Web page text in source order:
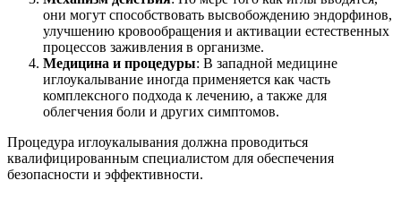
они могут способствовать высвобождению эндорфинов,
улучшению кровообращения и активации естественных
процессов заживления в организме.
Медицина и процедуры: В западной медицине
иглоукалывание иногда применяется как часть
комплексного подхода к лечению, а также для
облегчения боли и других симптомов.
Процедура иглоукалывания должна проводиться
квалифицированным специалистом для обеспечения
безопасности и эффективности.